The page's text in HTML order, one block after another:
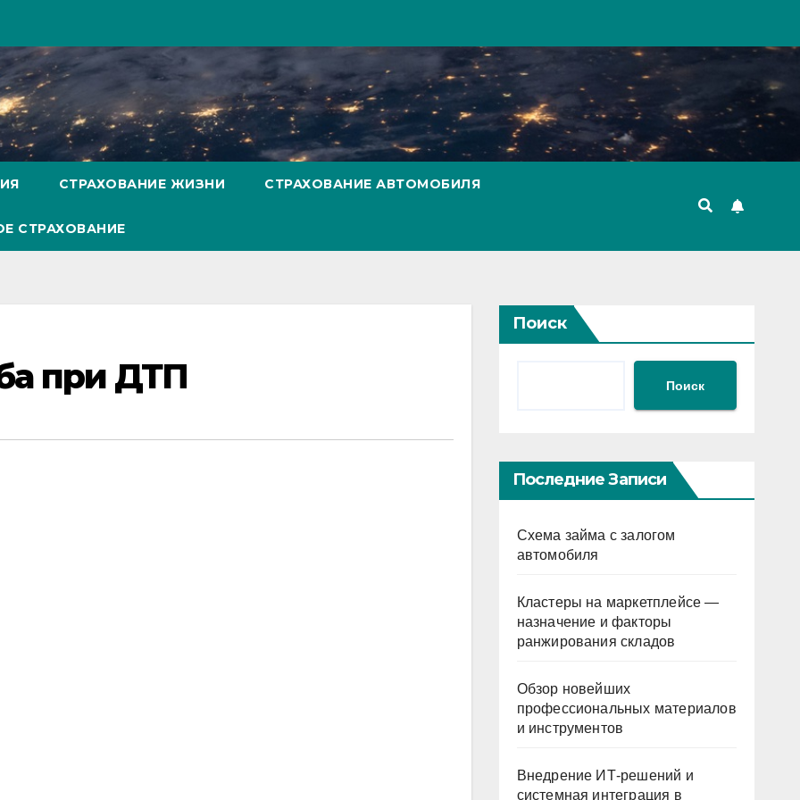
СТРАХОВАНИЕ ЖИЗНИ СТРАХОВАНИЕ АВТОМОБИЛЯ
СТРАХОВАНИЕ
при ДТП
Поиск
Поиск
Последние Записи
Схема займа с залогом
автомобиля
Кластеры на маркетплейсе —
назначение и факторы
ранжирования складов
Обзор новейших
профессиональных материалов
и инструментов
Внедрение ИТ-решений и
системная интеграция в